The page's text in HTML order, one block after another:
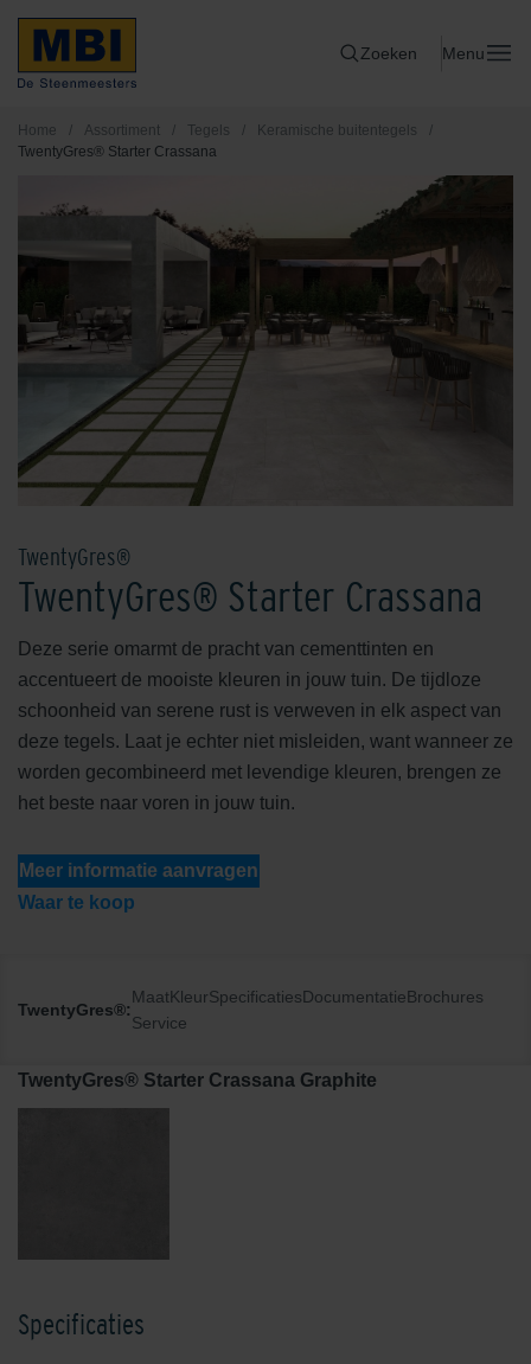
Zoeken Menu
Home / Assortiment / Tegels / Keramische buitentegels
/
TwentyGres® Starter Crassana
TwentyGres®
TwentyGres® Starter Crassana
Deze serie omarmt de pracht van cementtinten en
accentueert de mooiste kleuren in jouw tuin. De tijdloze
schoonheid van serene rust is verweven in elk aspect van
deze tegels. Laat je echter niet misleiden, want wanneer ze
worden gecombineerd met levendige kleuren, brengen ze
het beste naar voren in jouw tuin.
Meer informatie aanvragen
Waar te koop
TwentyGres®:
MaatKleurSpecificatiesDocumentatieBrochures
Service
TwentyGres® Starter Crassana Graphite
Specificaties